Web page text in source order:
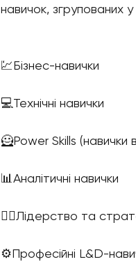
навичок, згрупованих
💹Бізнес-навички
💻Технічні навички
🦸Power Skills (навички
📊Аналітичні навички
👨‍⚖️Лідерство та
⚙️Професійні L&D-